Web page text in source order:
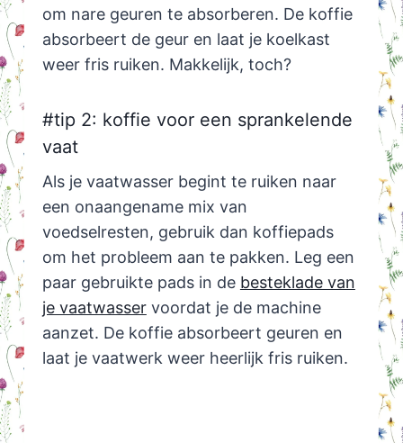
om nare geuren te absorberen. De koffie
absorbeert de geur en laat je koelkast
weer fris ruiken. Makkelijk, toch?
#tip 2: koffie voor een sprankelende
vaat
Als je vaatwasser begint te ruiken naar
een onaangename mix van
voedselresten, gebruik dan koffiepads
om het probleem aan te pakken. Leg een
paar gebruikte pads in de besteklade van
je vaatwasservoordat je de machine
aanzet. De koffie absorbeert geuren en
laat je vaatwerk weer heerlijk fris ruiken.